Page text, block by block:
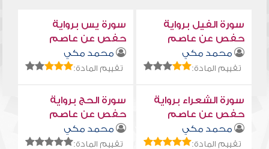
سورة الفيل برواية
حفص عن عاصم
محمد مكي
تقييم المادة:
سورة يس برواية
حفص عن عاصم
محمد مكي
تقييم المادة:
سورة الشعراء برواية
حفص عن عاصم
محمد مكي
تقييم المادة:
سورة الحج برواية
حفص عن عاصم
محمد مكي
تقييم المادة: